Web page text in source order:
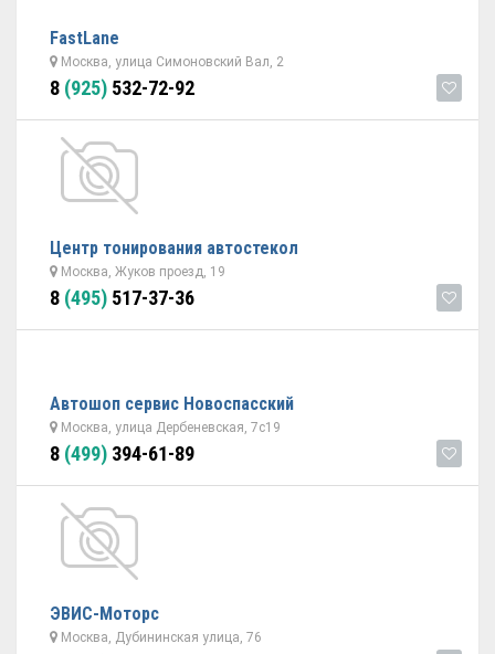
FastLane
Москва, улица Симоновский Вал, 2
8 (925) 532-72-92
Центр тонирования автостекол
Москва, Жуков проезд, 19
8 (495) 517-37-36
Автошоп сервис Новоспасский
Москва, улица Дербеневская, 7с19
8 (499) 394-61-89
ЭВИС-Моторс
Москва, Дубининская улица, 76